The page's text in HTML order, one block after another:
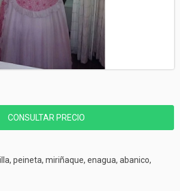
peineta, miriñaque, enagua, abanico,